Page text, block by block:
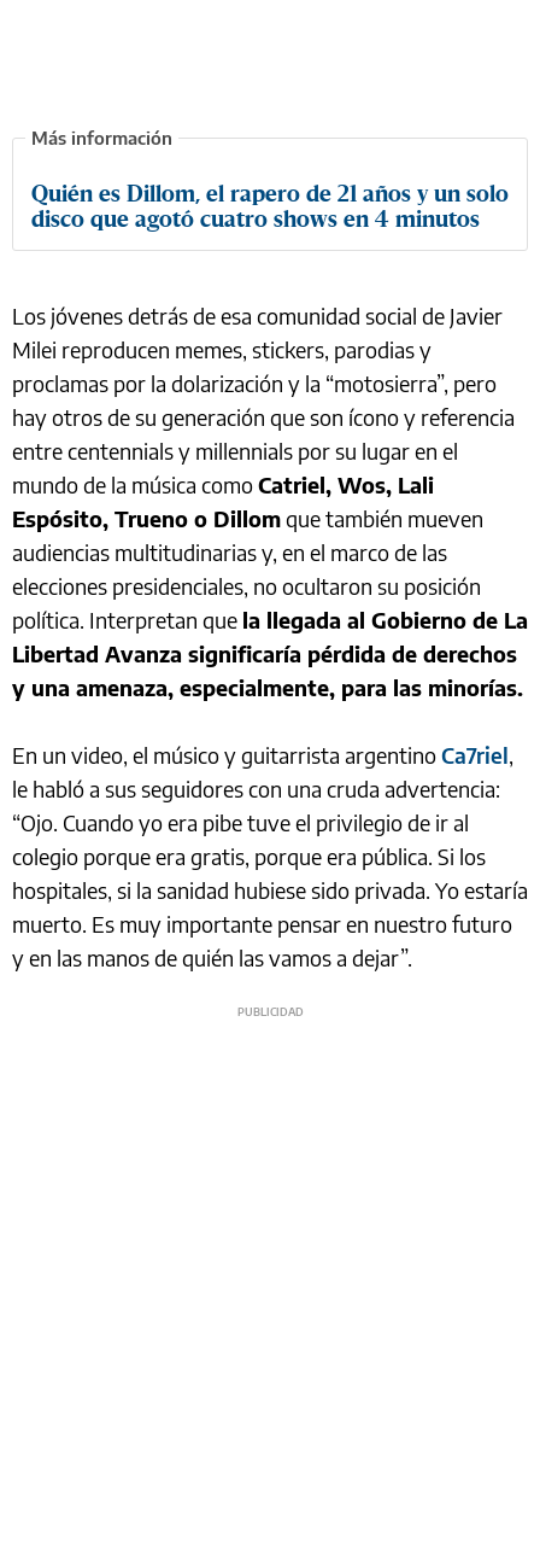
Quién es Dillom, el rapero de 21 años y un solo
disco que agotó cuatro shows en 4 minutos
Los jóvenes detrás de esa comunidad social de Javier
Milei reproducen memes, stickers, parodias y
proclamas por la dolarización y la “motosierra”, pero
hay otros de su generación que son ícono y referencia
entre centennials y millennials por su lugar en el
mundo de la música comoCatriel, Wos, Lali
Espósito, Trueno o Dillomque también mueven
audiencias multitudinarias y, en el marco de las
elecciones presidenciales, no ocultaron su posición
política. Interpretan que la llegada al Gobierno de La
Libertad Avanza significaría pérdida de derechos
y una amenaza, especialmente, para las minorías.
En un video, el músico y guitarrista argentinoCa7riel,
le habló a sus seguidores con una cruda advertencia:
“Ojo. Cuando yo era pibe tuve el privilegio de ir al
colegio porque era gratis, porque era pública. Si los
hospitales, si la sanidad hubiese sido privada. Yo estaría
muerto. Es muy importante pensar en nuestro futuro
y en las manos de quién las vamos a dejar”.